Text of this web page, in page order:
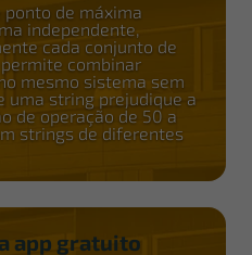
ponto de máxima
independente,
cada conjunto de
combinar
mesmo sistema sem
uma string prejudique a
de operação de 50 a
strings de diferentes
app gratuito